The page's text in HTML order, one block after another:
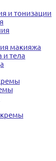
и тонизации
макияжа
и тела